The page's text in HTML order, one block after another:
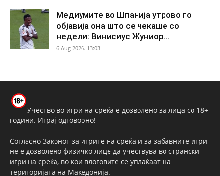
Медиумите во Шпанија утрово го
објавија она што се чекаше со
недели: Винисиус Жуниор...
6 Aug 2026. 13:03
Учество во игри на среќа е дозволено за лица со 18+
години. Играј одговорно!
Согласно Законот за игрите на среќа и за забавните игри
не е дозволено физичко лице да учествува во странски
игри на среќа, во кои влоговите се уплаќаат на
територијата на Македонија.